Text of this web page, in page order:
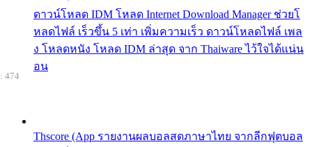
ดาวน์โหลด IDM โหลด Internet Download Manager ช่วยโ
หลดไฟล์ เร็วขึ้น 5 เท่า เพิ่มความเร็ว ดาวน์โหลดไฟล์ เพล
ง โหลดหนัง โหลด IDM ล่าสุด จาก Thaiware ไว้ใจได้แน่น
อน
Thscore (App รายงานผลบอลสดภาษาไทย จากลีกฟุตบอล
474